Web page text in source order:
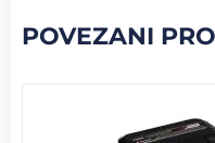
POVEZANI